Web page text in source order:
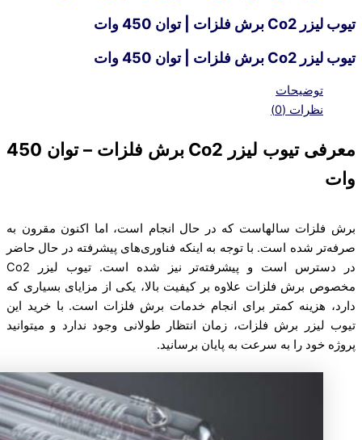
تیوب لیزر Co2 برش فلزات | توان 450 وات
تیوب لیزر Co2 برش فلزات | توان 450 وات
توضیحات
نظرات (0)
معرفی تیوب لیزر Co2 برش فلزات – توان 450
وات
برش فلزات سالهاست که در حال انجام است، اما اکنون مقرون به
صرفه‌تر شده است. با توجه به اینکه فناوری‌های پیشرفته در حال حاضر
در دسترس است و پیشرفته‌تر نیز شده است. تیوب لیزر Co2
مخصوص برش فلزات علاوه بر کیفیت بالا، یکی از مزایای بسیاری که
دارد، هزینه کمتر برای انجام خدمات برش فلزات است. با خرید این
تیوب لیزر برش فلزات، زمان انتظار طولانی وجود ندارد و میتوانید
پروژه خود را به سرعت به پایان برسانید.